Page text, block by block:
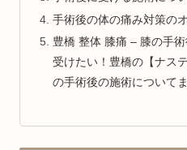
手術後の体の痛み対策の
豊橋 整体 膝痛 – 膝の手
受けたい！豊橋の【ナス
の手術後の施術について